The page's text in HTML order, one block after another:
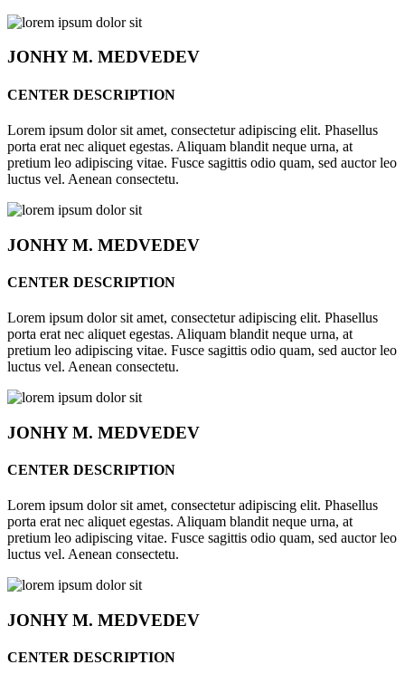
JONHYM. MEDVEDEV
CENTER DESCRIPTION
Lorem ipsum dolor sit amet, consectetur adipiscing elit. Phasellus
porta erat nec aliquet egestas. Aliquam blandit neque urna, at
pretium leo adipiscing vitae. Fusce sagittis odio quam, sed auctor leo
luctus vel. Aenean consectetu.
JONHYM. MEDVEDEV
CENTER DESCRIPTION
Lorem ipsum dolor sit amet, consectetur adipiscing elit. Phasellus
porta erat nec aliquet egestas. Aliquam blandit neque urna, at
pretium leo adipiscing vitae. Fusce sagittis odio quam, sed auctor leo
luctus vel. Aenean consectetu.
JONHYM. MEDVEDEV
CENTER DESCRIPTION
Lorem ipsum dolor sit amet, consectetur adipiscing elit. Phasellus
porta erat nec aliquet egestas. Aliquam blandit neque urna, at
pretium leo adipiscing vitae. Fusce sagittis odio quam, sed auctor leo
luctus vel. Aenean consectetu.
JONHYM. MEDVEDEV
CENTER DESCRIPTION